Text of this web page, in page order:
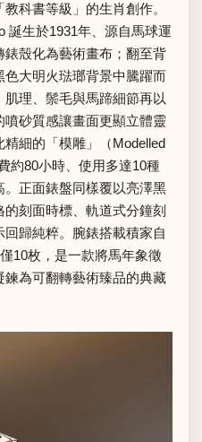
科書等級」的生肖創作。
誕生於1931年、源自馬球運
殼化為藝術畫布；翻至背
大明火琺瑯背景中騰躍而
理、鬃毛與馬蹄細節再以
砂質感讓畫面更顯立體靈
細的「模雕」（Modelled
約80小時、使用多達10種
正面錶盤同樣覆以亮澤黑
刻面時標、軌道式分鐘刻
歸純粹。腕錶搭載積家自
10枚，是一款將馬年象徵
為可翻轉藝術臻品的典藏